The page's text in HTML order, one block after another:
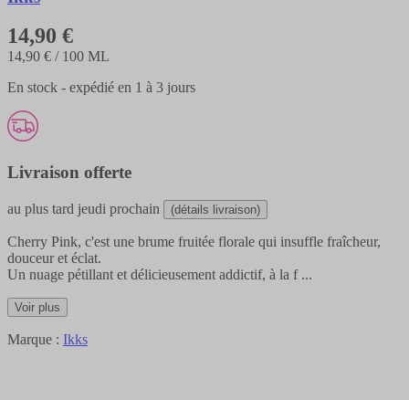
14,90 €
14,90 € / 100 ML
En stock - expédié en 1 à 3 jours
Livraison offerte
au plus tard jeudi prochain (détails livraison)
Cherry Pink, c'est une brume fruitée florale qui insuffle fraîcheur,
douceur et éclat.
Un nuage pétillant et délicieusement addictif, à la f ...
Voir plus
Marque : Ikks